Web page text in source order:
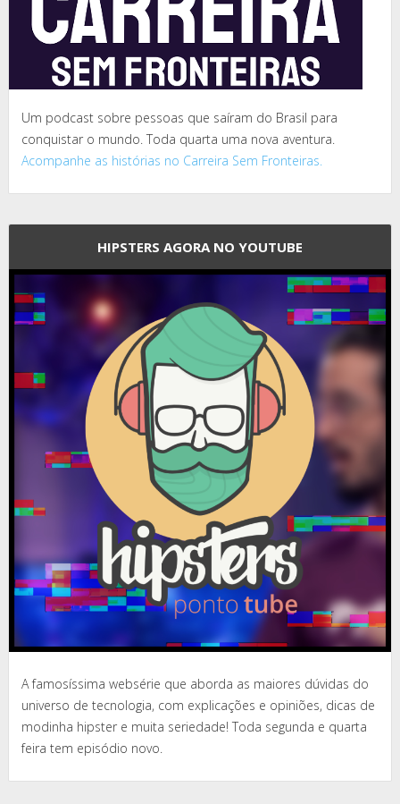
Um podcast sobre pessoas que saíram do Brasil para
conquistar o mundo. Toda quarta uma nova aventura.
Acompanhe as histórias no Carreira Sem Fronteiras.
HIPSTERS AGORA NO YOUTUBE
A famosíssima websérie que aborda as maiores dúvidas do
universo de tecnologia, com explicações e opiniões, dicas de
modinha hipster e muita seriedade! Toda segunda e quarta
feira tem episódio novo.